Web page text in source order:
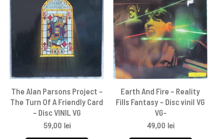
The Alan Parsons Project –
The Turn Of A Friendly Card
– Disc VINIL VG
59,00 lei
Earth And Fire – Reality
Fills Fantasy – Disc vinil VG
VG-
49,00 lei